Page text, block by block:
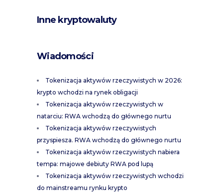
Inne kryptowaluty
Wiadomości
Tokenizacja aktywów rzeczywistych w 2026:
krypto wchodzi na rynek obligacji
Tokenizacja aktywów rzeczywistych w
natarciu: RWA wchodzą do głównego nurtu
Tokenizacja aktywów rzeczywistych
przyspiesza. RWA wchodzą do głównego nurtu
Tokenizacja aktywów rzeczywistych nabiera
tempa: majowe debiuty RWA pod lupą
Tokenizacja aktywów rzeczywistych wchodzi
do mainstreamu rynku krypto